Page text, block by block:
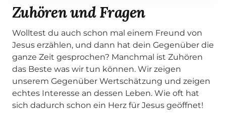
Zuhören und Fragen
Wolltest du auch schon mal einem Freund von
Jesus erzählen, und dann hat dein Gegenüber die
ganze Zeit gesprochen? Manchmal ist Zuhören
das Beste was wir tun können. Wir zeigen
unserem Gegenüber Wertschätzung und zeigen
echtes Interesse an dessen Leben. Wie oft hat
sich dadurch schon ein Herz für Jesus geöffnet!